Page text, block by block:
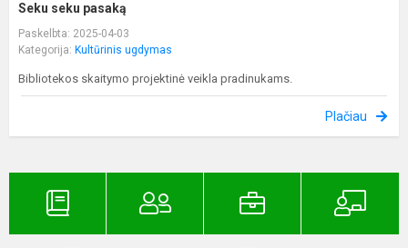
Seku seku pasaką
Paskelbta: 2025-04-03
Kategorija: Kultūrinis ugdymas
Bibliotekos skaitymo projektinė veikla pradinukams.
Plačiau